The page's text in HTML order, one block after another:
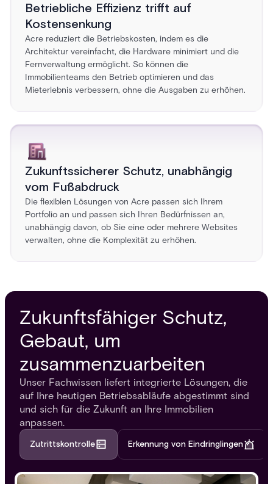
Betriebliche Effizienz trifft auf
Kostensenkung
Acre reduziert die Betriebskosten, indem es die
Architektur vereinfacht, die Hardware minimiert und die
Fernverwaltung ermöglicht. So können die
Immobilienteams den Betrieb optimieren und das
Mieterlebnis verbessern, ohne die Ausgaben zu erhöhen.
Zukunftssicherer Schutz, unabhängig
vom Fußabdruck
Die flexiblen Lösungen von Acre passen sich Ihrem
Portfolio an und passen sich Ihren Bedürfnissen an,
unabhängig davon, ob Sie eine oder mehrere Websites
verwalten, ohne die Komplexität zu erhöhen.
Zukunftsfähiger Schutz,
Gebaut, um
zusammenzuarbeiten
Unser Fachwissen liefert integrierte Lösungen, die
auf Ihre heutigen Betriebsabläufe abgestimmt sind
und sich für die Zukunft an Ihre Immobilien
anpassen.
Zutrittskontrolle Erkennung von Eindringlingen